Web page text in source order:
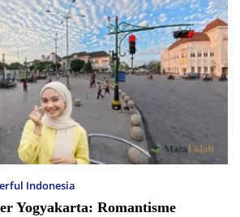
Indonesia
Yogyakarta: Romantisme